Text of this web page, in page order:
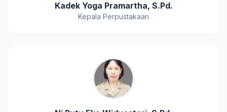
Kadek Yoga Pramartha, S.Pd.
Kepala Perpustakaan